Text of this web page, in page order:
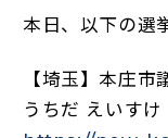
本日、以下の選
【埼玉】本庄市
うちだ えいすけ